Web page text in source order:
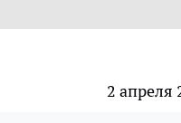
2 апреля